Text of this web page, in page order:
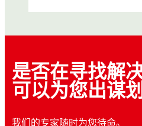
是否在寻找解
可以为您出谋
我们的专家随时为您待命。